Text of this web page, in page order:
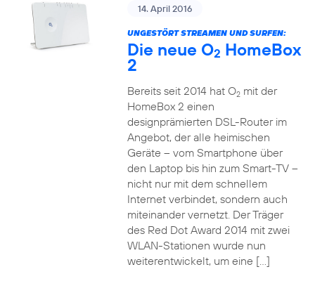
14. April 2016
UNGESTÖRT STREAMEN UND SURFEN:
Die neue O2 HomeBox
2
Bereits seit 2014 hat O2mit der
HomeBox 2 einen
designprämierten DSL-Router im
Angebot, der alle heimischen
Geräte – vom Smartphone über
den Laptop bis hin zum Smart-TV –
nicht nur mit dem schnellem
Internet verbindet, sondern auch
miteinander vernetzt. Der Träger
des Red Dot Award 2014 mit zwei
WLAN-Stationen wurde nun
weiterentwickelt, um eine […]